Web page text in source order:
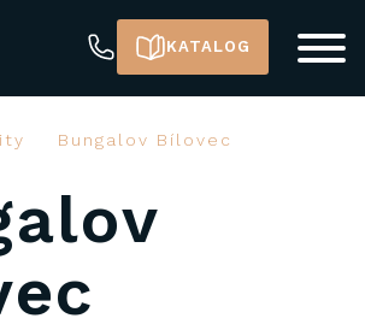
KATALOG
Bungalov Bílovec